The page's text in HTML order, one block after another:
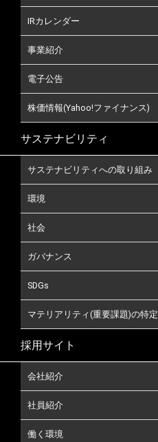
IRカレンダー
事業紹介
電子公告
株価情報(Yahoo!ファイナンス)
サステナビリティ
サステナビリティへの取り組み
環境
社会
ガバナンス
SDGs
マテリアリティ(重要課題)の特定
採用サイト
会社紹介
社員紹介
働く環境